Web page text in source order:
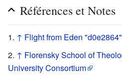
Références et Notes
↑ Flight from Eden "d0e2864"
↑ Florensky School of
University Consortium